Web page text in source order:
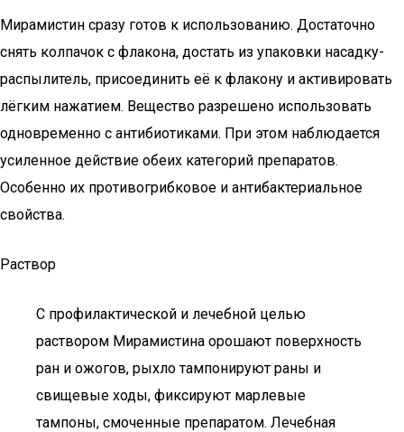
Мирамистин сразу готов к использованию. Достаточно
снять колпачок с флакона, достать из упаковки насадку-
распылитель, присоединить её к флакону и активировать
лёгким нажатием. Вещество разрешено использовать
одновременно с антибиотиками. При этом наблюдается
усиленное действие обеих категорий препаратов.
Особенно их противогрибковое и антибактериальное
свойства.
Раствор
С профилактической и лечебной целью
раствором Мирамистина орошают поверхность
ран и ожогов, рыхло тампонируют раны и
свищевые ходы, фиксируют марлевые
тампоны, смоченные препаратом. Лечебная